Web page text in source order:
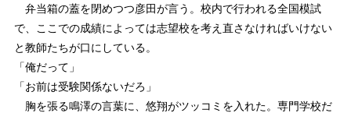
弁当箱の蓋を閉めつつ彦田が言う。校内で行われる全国模試
で、ここでの成績によっては志望校を考え直さなければいけない
と教師たちが口にしている。
「俺だって」
「お前は受験関係ないだろ」
胸を張る鳴澤の言葉に、悠翔がツッコミを入れた。専門学校だ